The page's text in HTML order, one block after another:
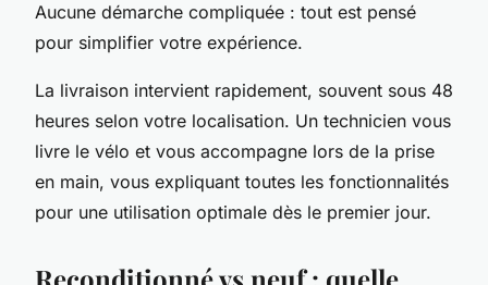
Aucune démarche compliquée : tout est pensé
pour simplifier votre expérience.
La livraison intervient rapidement, souvent sous 48
heures selon votre localisation. Un technicien vous
livre le vélo et vous accompagne lors de la prise
en main, vous expliquant toutes les fonctionnalités
pour une utilisation optimale dès le premier jour.